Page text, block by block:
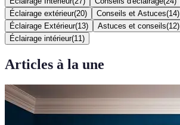
Éclairage extérieur(20) Conseils et Astuces(14)
Éclairage Extérieur(13) Astuces et conseils(12)
Éclairage intérieur(11 )
Articles à la une